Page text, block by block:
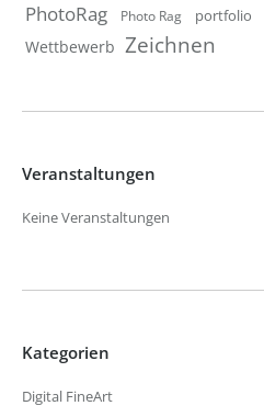
PhotoRag Photo Rag portfolio
Wettbewerb Zeichnen
Veranstaltungen
Keine Veranstaltungen
Kategorien
Digital FineArt